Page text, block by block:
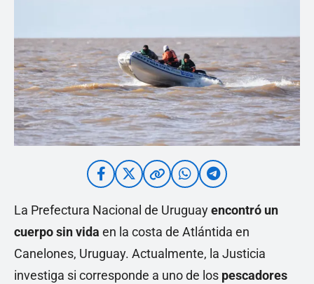
La Prefectura Nacional de Uruguayencontró un
cuerpo sin vida en la costa de Atlántida en
Canelones, Uruguay. Actualmente, la Justicia
investiga si corresponde a uno de los pescadores